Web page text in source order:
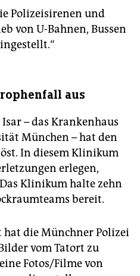
Polizeisirenen und
von U-Bahnen, Bussen
aus
– das Krankenhaus
München – hat den
In diesem Klinikum
erlegen,
Klinikum halte zehn
bereit.
hat die Münchner Polizei
vom Tatort zu
Fotos/Filme von